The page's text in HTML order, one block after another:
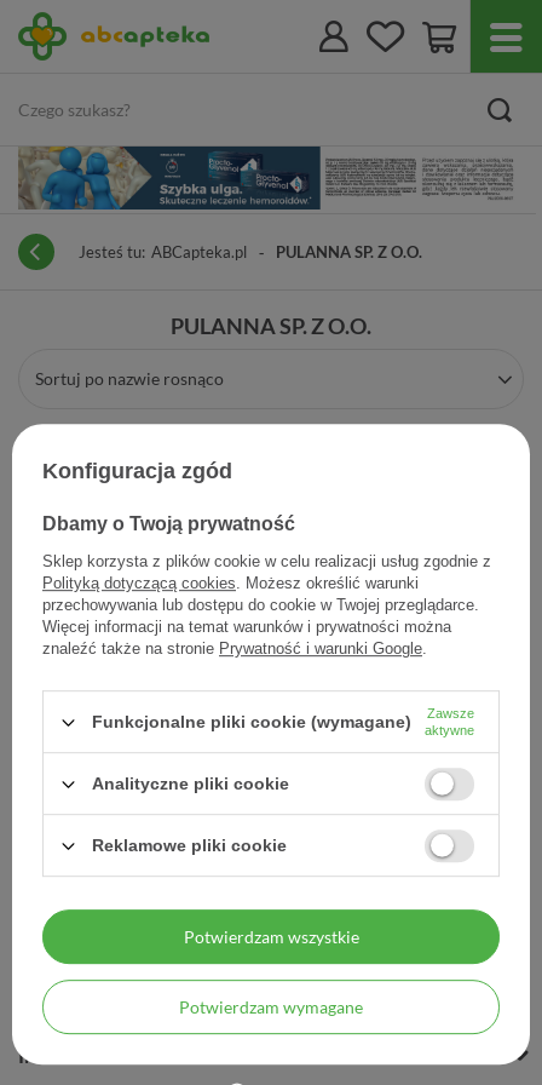
Jesteś tu: ABCapteka.pl PULANNA SP. Z O.O.
PULANNA SP. Z O.O.
Sortuj po nazwie rosnąco
PULANNA krem z
36,30 zł
MOJE ZAMÓWIENIE
MOJE KONTO
INFORMACJE
Konfiguracja zgód
Dbamy o Twoją prywatność
Sklep korzysta z plików cookie w celu realizacji usług zgodnie z
Polityką dotyczącą cookies. Możesz określić warunki
przechowywania lub dostępu do cookie w Twojej przeglądarce.
Więcej informacji na temat warunków i prywatności można
znaleźć także na stronie Prywatność i warunki Google.
Funkcjonalne pliki cookie (wymagane)
Zawsze
aktywne
Analityczne pliki cookie
Reklamowe pliki cookie
Potwierdzam wymagane
Potwierdzam wszystkie